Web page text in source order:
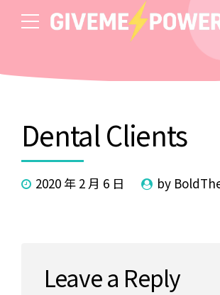
Dental Clients
2020 年 2 月 6 日 by
Leave a Reply